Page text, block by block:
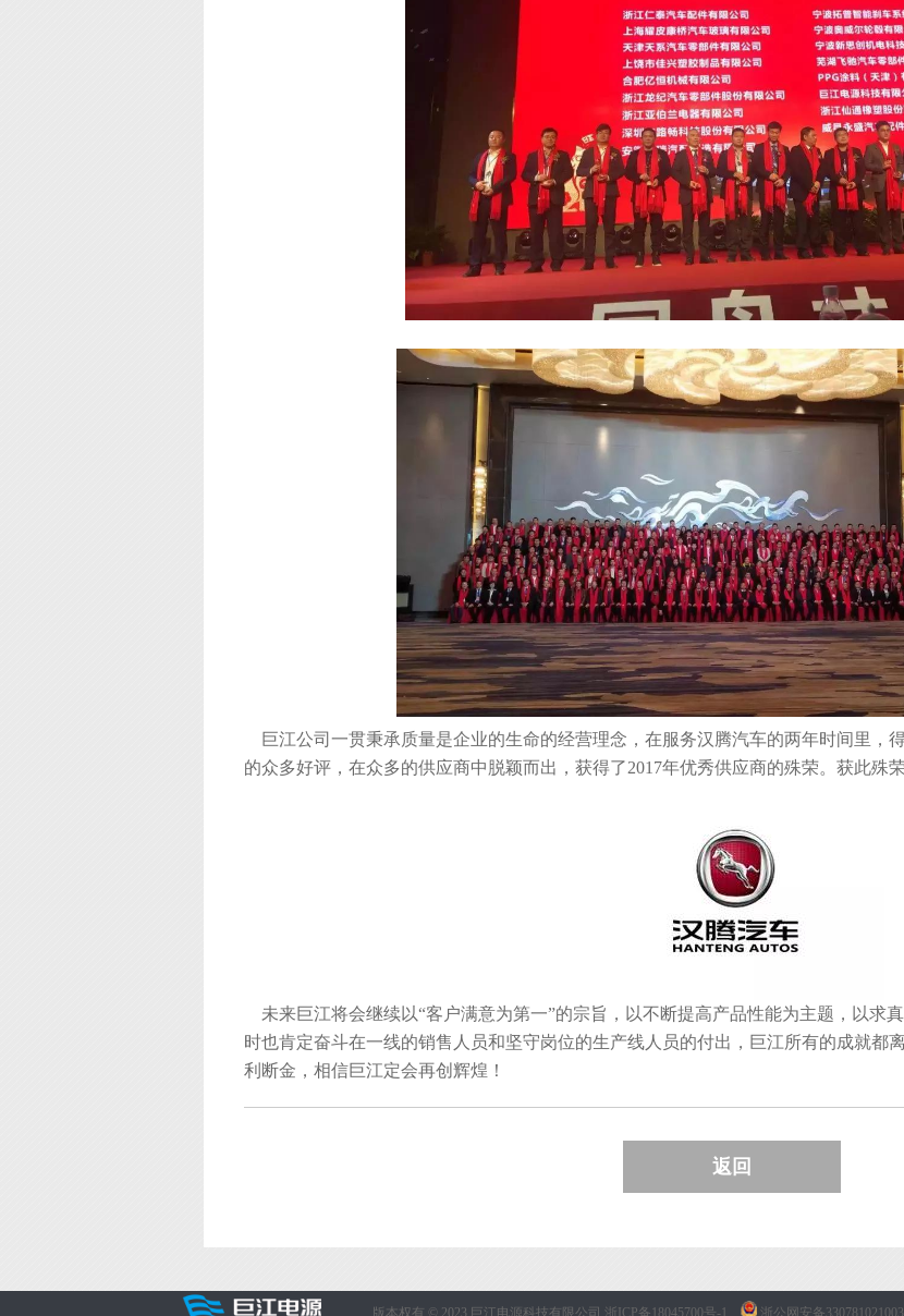
巨江公司一贯秉承质量是企业的生命的经营理念，在服务汉腾汽车的两年时间里，
的众多好评，在众多的供应商中脱颖而出，获得了2017年优秀供应商的殊荣。获此殊
未来巨江将会继续以“客户满意为第一”的宗旨，以不断提高产品性能为主题，以求
时也肯定奋斗在一线的销售人员和坚守岗位的生产线人员的付出，巨江所有的成就都
利断金，相信巨江定会再创辉煌！
返回
版本权有 © 2023 巨江电源科技有限公司 浙ICP备18045700号-1 浙公网安备